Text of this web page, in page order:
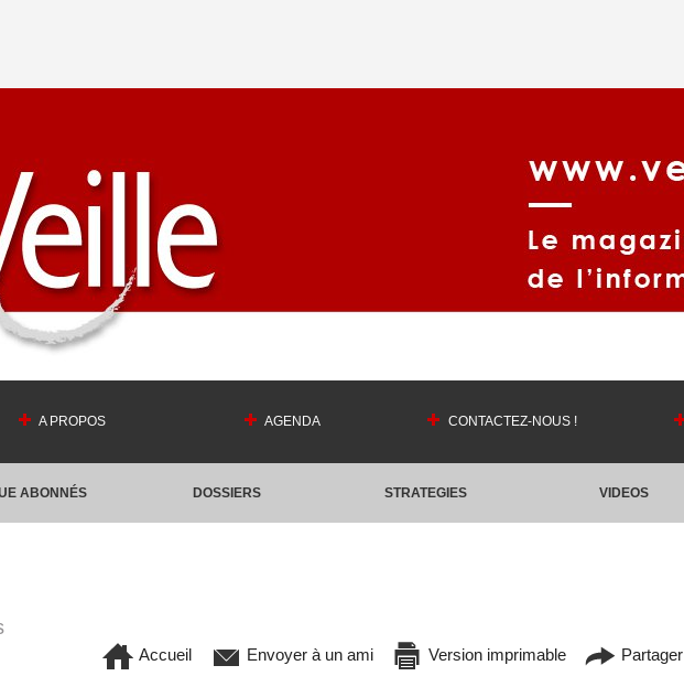
A PROPOS AGENDA CONTACTEZ-NOUS !
ABONNÉS DOSSIERS STRATEGIES VIDEOS
Accueil Envoyer à un ami Version imprimable Partager